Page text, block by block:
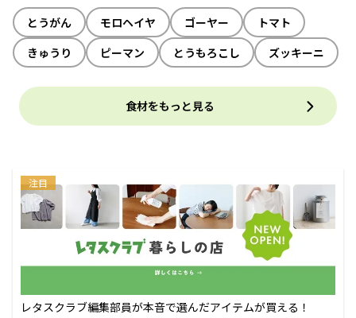
とうがん モロヘイヤ ゴーヤー
トマト
きゅうり
ピーマン とうもろこし ズッキーニ
食材をもっと見る
注目
レタスクラブ編集部員が本音で選んだアイテムが買える！